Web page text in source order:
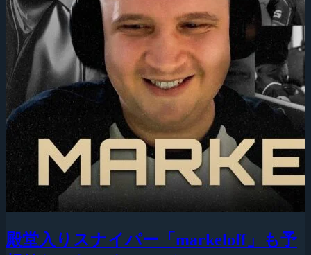
殿堂入りスナイパー「markeloff」も予